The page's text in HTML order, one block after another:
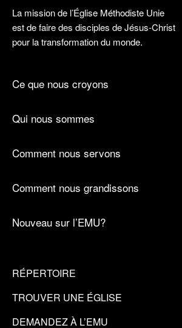
La mission de l’Église Méthodiste Unie
est de faire des disciples de Jésus-Christ
pour la transformation du monde.
Ce que nous croyons
Qui nous sommes
Comment nous servons
Comment nous grandissons
Nouveau sur l’EMU?
RÉPERTOIRE
TROUVER UNE ÉGLISE
DEMANDEZ À L’EMU